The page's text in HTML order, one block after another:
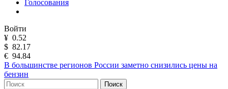
Голосования
Войти
¥ 0.52
$ 82.17
€ 94.84
В большинстве регионов России заметно снизились цены на
бензин
Поиск